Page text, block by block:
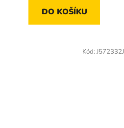
DO KOŠÍKU
Kód: J572332J